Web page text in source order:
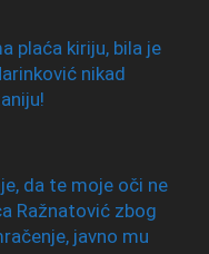
plaća kiriju, bila je
nikad
da te moje oči ne
Ražnatović zbog
javno mu